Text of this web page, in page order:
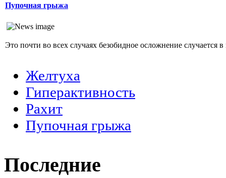
Пупочная грыжа
Это почти во всех случаях безобидное осложнение случается
Желтуха
Гиперактивность
Рахит
Пупочная грыжа
Последние